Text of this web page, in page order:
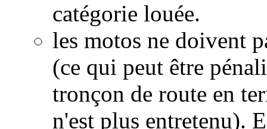
catégorie louée.
les motos ne doivent
(ce qui peut être
tronçon de route en
n'est plus entretenu).